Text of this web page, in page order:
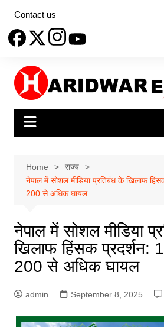
content
Contact us
Home
राज्य
नेपाल में सोशल मीडिया प्रतिबंध के खिलाफ
200 से अधिक घायल
नेपाल में सोशल मीडिया
खिलाफ हिंसक प्रदर्शन:
200 से अधिक घायल
admin September 8, 2025